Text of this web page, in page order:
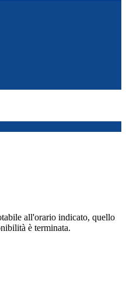
all'orario indicato, quello
è terminata.